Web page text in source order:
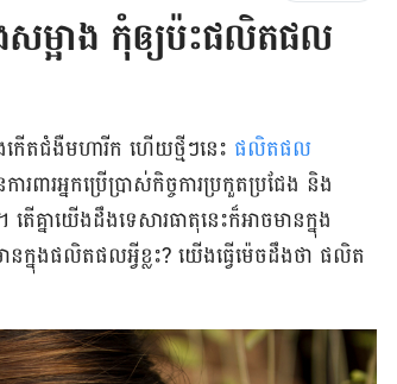
សម្អាង កុំឲ្យប៉ះផលិតផល
កើតជំងឺមហារីក ហើយថ្មីៗនេះ ផលិតផល
រពារអ្នកប្រើប្រាស់កិច្ចការប្រកួតប្រជែង និង
តើ​គ្នា​យើង​ដឹង​ទេ​សារធាតុ​នេះ​ក៏អាច​មានក្នុង​
ក្នុងផលិតផលអ្វីខ្លះ? យើងធ្វើ​ម៉េច​ដឹងថា ផលិត